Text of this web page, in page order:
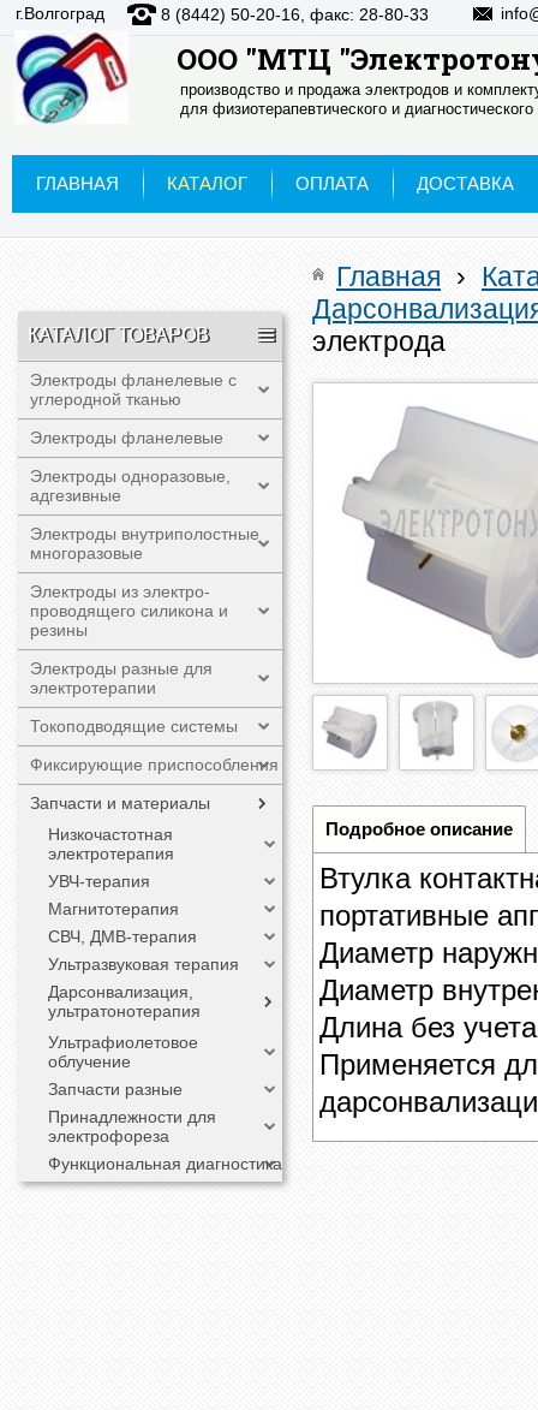
ООО "МТЦ
производство и продажа электродов и
для физиотерапевтического и
г.Волгоград 8 (8442) 50-20-16, факс: 28-80-33
ГЛАВНАЯ КАТАЛОГ ОПЛАТА ДОСТАВКА
КАТАЛОГ ТОВАРОВ
Электроды фланелевые с
углеродной тканью
Электроды фланелевые
Электроды одноразовые,
адгезивные
Электроды внутриполостные
многоразовые
Электроды из электро-
проводящего силикона и
резины
Электроды разные для
электротерапии
Токоподводящие системы
Фиксирующие приспособления
Запчасти и материалы
Низкочастотная
электротерапия
УВЧ-терапия
Магнитотерапия
СВЧ, ДМВ-терапия
Ультразвуковая терапия
Дарсонвализация,
ультратонотерапия
Ультрафиолетовое
облучение
Запчасти разные
Принадлежности для
электрофореза
Функциональная диагностика
Главная ›
электрода
Подробное описание
Втулка
портативные
Диаметр
Диаметр
Длина без
Применяется